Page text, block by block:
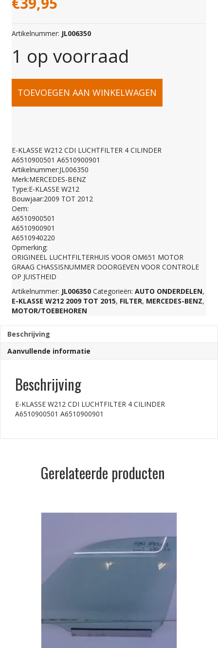
Artikelnummer: JL006350
1 op voorraad
E-
W212
CDI
LUCHTFILTER
4
CILINDER
A6510900501
A6510900901
aantal
TOEVOEGEN AAN WINKELWAGEN
E-KLASSE W212 CDI LUCHTFILTER 4 CILINDER
A6510900501 A6510900901
Artikelnummer:JL006350
Merk:MERCEDES-BENZ
Type:E-KLASSE W212
Bouwjaar:2009 TOT 2012
Oem:
A6510900501
A6510900901
A6510940220
Opmerking:
ORIGINEEL LUCHTFILTERHUIS VOOR OM651 MOTOR
GRAAG CHASSISNUMMER DOORGEVEN VOOR CONTROLE
OP JUISTHEID
Artikelnummer: JL006350 Categorieën: AUTO ONDERDELEN,
E-KLASSE W212 2009 TOT 2015, FILTER, MERCEDES-BENZ,
MOTOR/TOEBEHOREN
Beschrijving
Aanvullende informatie
Beschrijving
E-KLASSE W212 CDI LUCHTFILTER 4 CILINDER
A6510900501 A6510900901
Gerelateerde producten